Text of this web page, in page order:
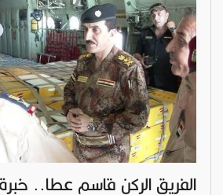
الفريق الركن قاسم عطا..